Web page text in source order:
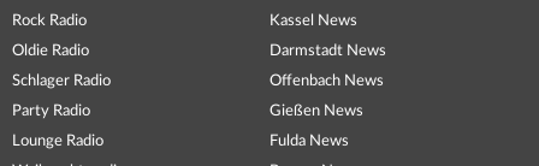
Rock Radio
Oldie Radio
Schlager Radio
Party Radio
Lounge Radio
Kassel News
Darmstadt News
Offenbach News
Gießen News
Fulda News